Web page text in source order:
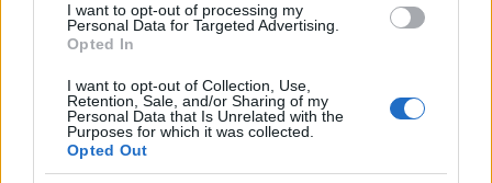
I want to opt-out of processing my
Personal Data for Targeted Advertising.
Opted In
I want to opt-out of Collection, Use,
Retention, Sale, and/or Sharing of my
Personal Data that Is Unrelated with the
Purposes for which it was collected.
Opted Out